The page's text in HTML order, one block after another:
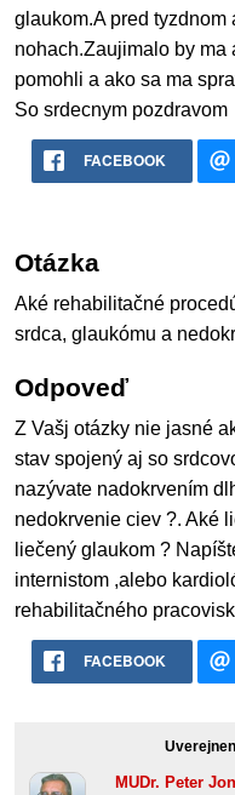
glaukom.A pred
nohach.Zaujimalo by ma
pomohli a ako sa ma
So srdecnym pozdravom
FACEBOOK
Otázka
Aké rehabilitačné
srdca, glaukómu a
Odpoveď
Z Vašj otázky nie jasné
stav spojený aj so
nazývate nadokrvením
nedokrvenie ciev ?. Aké
liečený glaukom ?
internistom ,alebo
rehabilitačného
FACEBOOK
MUDr. Peter